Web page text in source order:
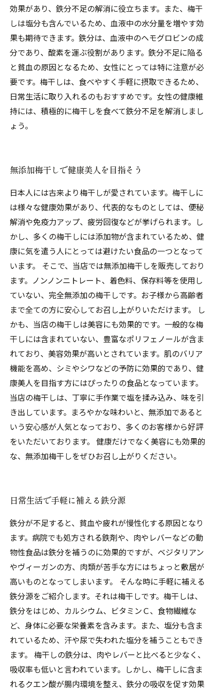
効果があり、鉄分不足の解消に役立ちます。また、梅干
しは塩分も含んでいるため、血液中の水分量を増やす効
果も期待できます。鉄分は、血液中のヘモグロビンの成
分であり、酸素を運ぶ役割があります。鉄分不足に陥る
と貧血の原因となるため、女性にとっては特に注意が必
要です。梅干しは、食べやすく手軽に摂取できるため、
日常生活に取り入れるのもおすすめです。女性の健康維
持には、積極的に梅干しを食べて鉄分不足を解消しまし
ょう。
無添加梅干しで健康美人を目指そう
日本人には古来より梅干しが愛されています。梅干しに
は様々な健康効果があり、代表的なものとしては、便秘
解消や免疫力アップ、疲労回復などが挙げられます。し
かし、多くの梅干しには添加物が含まれているため、健
康に気を遣う人にとっては避けたい食品の一つとなって
います。 そこで、当店では無添加梅干しを販売しており
ます。ノンノンニトレート、着色料、保存料等を使用し
ていない、完全無添加の梅干しです。お子様から高齢者
まで全ての方に安心してお召し上がりいただけます。 し
かも、当店の梅干しは美容にも効果的です。一般的な梅
干しには含まれていない、豊富なポリフェノールが含ま
れており、美容効果が高いとされています。肌のバリア
機能を高め、シミやシワなどの予防に効果的であり、健
康美人を目指す方にはぴったりの食品となっています。
当店の梅干しは、丁寧に手作業で塩を揉み込み、味を引
き出しています。まろやかな味わいと、無添加であると
いう安心感が人気となっており、多くのお客様から好評
をいただいております。 健康だけでなく美容にも効果的
な、無添加梅干しをぜひお召し上がりください。
日常生活で手軽に補える鉄分源
鉄分が不足すると、貧血や疲れが慢性化する原因となり
ます。病院でも処方される鉄剤や、肉やレバーなどの動
物性食品は鉄分を補うのに効果的ですが、ベジタリアン
やヴィーガンの方、肉類が苦手な方にはちょっと敷居が
高いものとなってしまいます。 そんな時に手軽に補える
鉄分源をご紹介します。それは梅干しです。梅干しは、
鉄分をはじめ、カルシウム、ビタミンＣ、食物繊維な
ど、身体に必要な栄養素を含みます。また、塩分も含ま
れているため、汗や尿で失われた塩分を補うこともでき
ます。 梅干しの鉄分は、肉やレバーと比べると少なく、
吸収率も低いと言われています。しかし、梅干しに含ま
れるクエン酸が腸内環境を整え、鉄分の吸収を促す効果